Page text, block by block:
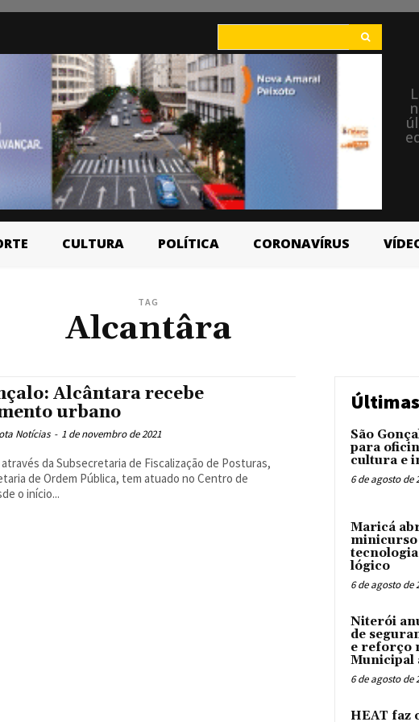
CULTURA POLÍTICA CORONAVÍRUS
TAG
Alcantâra
Alcântara recebe
urbano
Notícias - 1 de novembro de 2021
através da Subsecretaria de Fiscalização de Posturas,
de Ordem Pública, tem atuado no Centro de
o início...
São
para
cultura e
6 de agosto de
Maricá
lógico
6 de agosto de
Niterói
de
e reforço
Municipal
6 de agosto de
HEAT faz